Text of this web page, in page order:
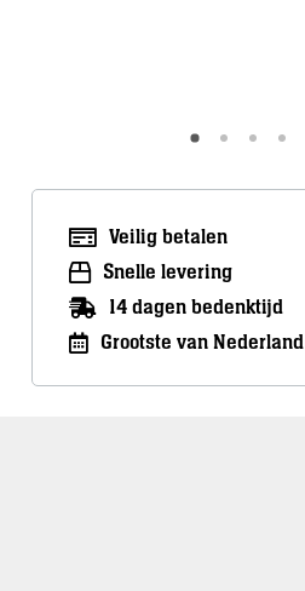
Veilig betalen
Snelle levering
14 dagen bedenktijd
Grootste van Nederland